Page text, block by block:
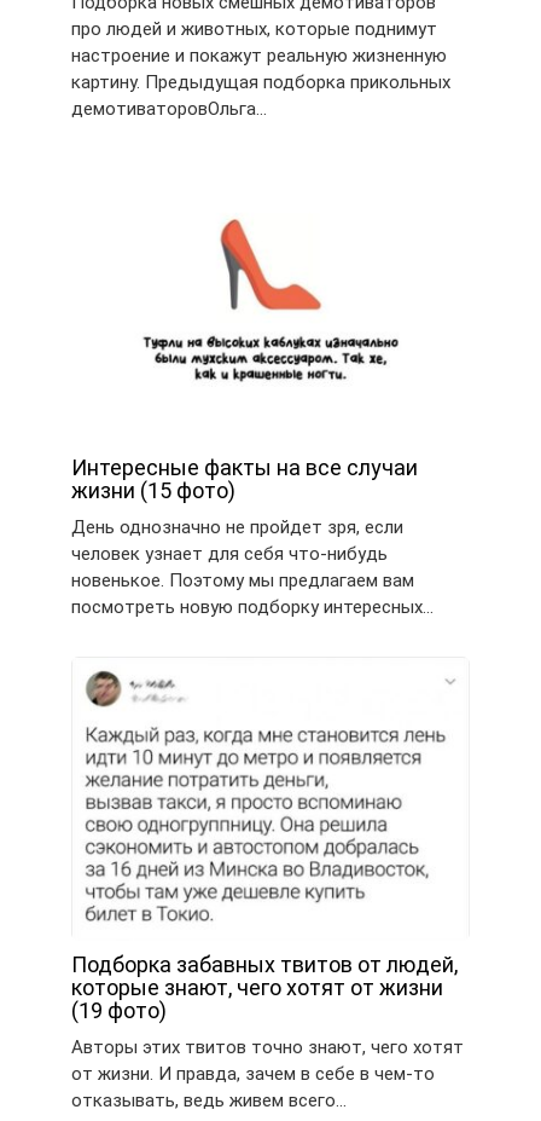
про людей и животных, которые поднимут
настроение и покажут реальную жизненную
картину. Предыдущая подборка прикольных
демотиваторовОльга…
Интересные факты на все случаи
жизни (15 фото)
День однозначно не пройдет зря, если
человек узнает для себя что-нибудь
новенькое. Поэтому мы предлагаем вам
посмотреть новую подборку интересных…
Подборка забавных твитов от людей,
которые знают, чего хотят от жизни
(19 фото)
Авторы этих твитов точно знают, чего хотят
от жизни. И правда, зачем в себе в чем-то
отказывать, ведь живем всего…